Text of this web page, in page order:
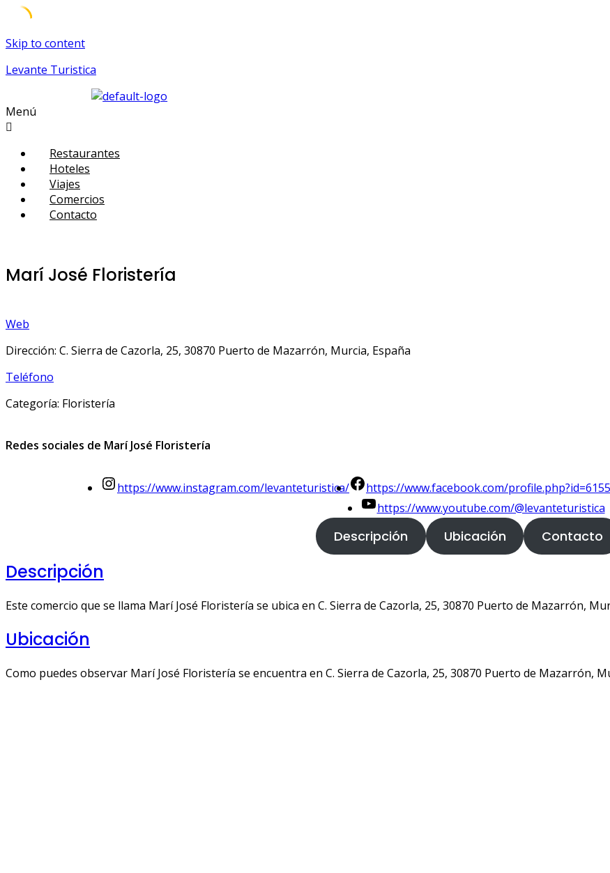
Skip to content
Levante Turistica
Menú
Restaurantes
Hoteles
Viajes
Comercios
Contacto
Marí José Floristería
Web
Dirección: C. Sierra de Cazorla, 25, 30870 Puerto de Mazarrón, Murcia, España
Teléfono
Categoría: Floristería
Redes sociales de Marí José Floristería
https://www.instagram.com/levanteturistica/ https://www.facebook.com/
https://www.youtube.com/@levanteturistica
Descripción Ubicación Contacto
Descripción
Este comercio que se llama Marí José Floristería se ubica en C. Sierra de Cazorla, 25, 30870 Puerto de Mazarrón,
Ubicación
Como puedes observar Marí José Floristería se encuentra en C. Sierra de Cazorla, 25, 30870 Puerto de Mazarrón,